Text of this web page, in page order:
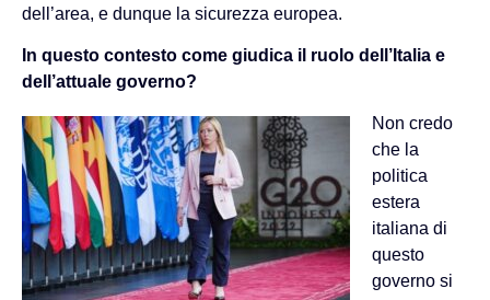
dell’area, e dunque la sicurezza europea.
In questo contesto come giudica il ruolo dell’Italia e
dell’attuale governo?
Non credo
che la
politica
estera
italiana di
questo
governo si